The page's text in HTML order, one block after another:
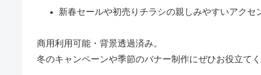
新春セールや初売りチラシの親しみやすいアクセ
商用利用可能・背景透過済み。
冬のキャンペーンや季節のバナー制作にぜひお役立てく